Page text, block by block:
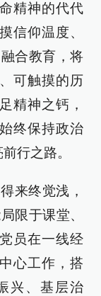
精神的代代
信仰温度、
合教育，将
可触摸的历
精神之钙，
终保持政治
行之路。
来终觉浅，
限于课堂、
员在一线经
心工作，搭
兴、基层治